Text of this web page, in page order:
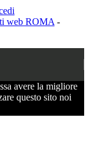
web ROMA -
avere la migliore
questo sito noi